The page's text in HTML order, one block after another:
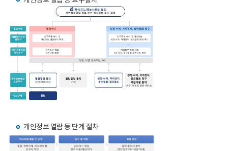
개인정보 열람 등 단계 절차